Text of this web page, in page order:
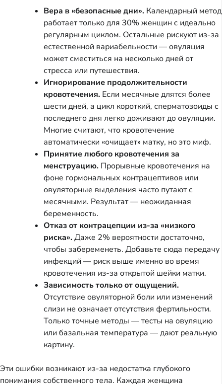
Вера в «безопасные дни». Календарный метод
работает только для 30% женщин с идеально
регулярным циклом. Остальные рискуют из-за
естественной вариабельности — овуляция
может сместиться на несколько дней от
стресса или путешествия.
Игнорирование продолжительности
кровотечения. Если месячные длятся более
шести дней, а цикл короткий, сперматозоиды с
последнего дня легко доживают до овуляции.
Многие считают, что кровотечение
автоматически «очищает» матку, но это миф.
Принятие любого кровотечения за
менструацию. Прорывные кровотечения на
фоне гормональных контрацептивов или
овуляторные выделения часто путают с
месячными. Результат — неожиданная
беременность.
Отказ от контрацепции из-за «низкого
риска».Даже 2% вероятности достаточно,
чтобы забеременеть. Добавьте сюда передачу
инфекций — риск выше именно во время
кровотечения из-за открытой шейки матки.
Зависимость только от ощущений.
Отсутствие овуляторной боли или изменений
слизи не означает отсутствия фертильности.
Только точные методы — тесты на овуляцию
или базальная температура — дают реальную
картину.
Эти ошибки возникают из-за недостатка глубокого
понимания собственного тела. Каждая женщина